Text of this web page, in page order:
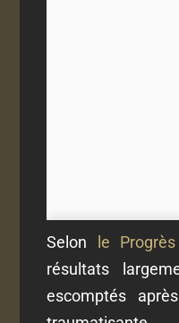
Selon le Progrès
résultats
escomptés